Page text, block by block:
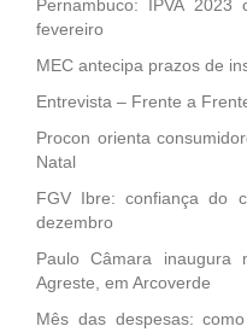
Pernambuco: IPVA
fevereiro
MEC antecipa prazos de
Entrevista – Frente a
Procon orienta
Natal
FGV Ibre: confiança do
dezembro
Paulo Câmara
Agreste, em Arcoverde
Mês das despesas: